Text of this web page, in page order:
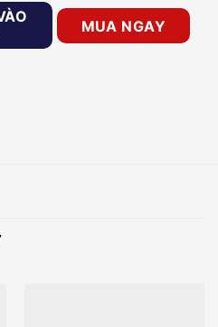
4042TH-MH/P số lượng
MUA NGAY